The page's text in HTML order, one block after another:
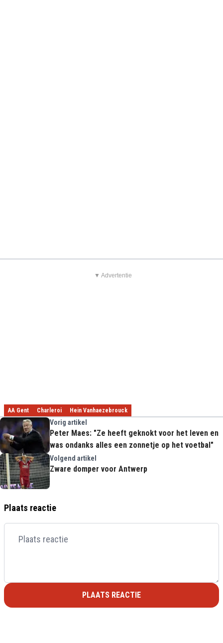
▼ Advertentie
AA Gent Charleroi Hein Vanhaezebrouck
Vorig artikel
Peter Maes: "Ze heeft geknokt voor het leven en
was ondanks alles een zonnetje op het voetbal"
Volgend artikel
Zware domper voor Antwerp
Plaats reactie
PLAATS REACTIE